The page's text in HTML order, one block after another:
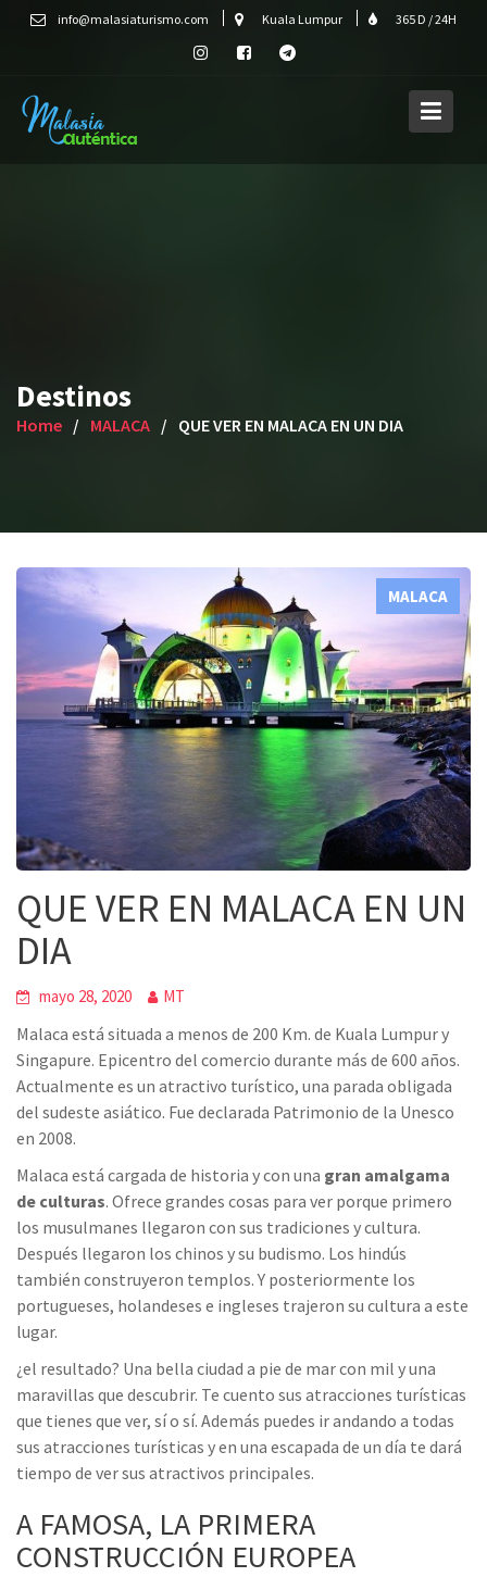
info@malasiaturismo.com Kuala Lumpur 365 D / 24H
Destinos
Home MALACA QUE VER EN MALACA EN UN DIA
MALACA
QUE VER EN MALACA EN UN
DIA
mayo 28, 2020 MT
Malaca está situada a menos de 200 Km. de Kuala Lumpur y
Singapure. Epicentro del comercio durante más de 600 años.
Actualmente es un atractivo turístico, una parada obligada
del sudeste asiático. Fue declarada Patrimonio de la Unesco
en 2008.
Malaca está cargada de historia y con una gran amalgama
de culturas. Ofrece grandes cosas para ver porque primero
los musulmanes llegaron con sus tradiciones y cultura.
Después llegaron los chinos y su budismo. Los hindús
también construyeron templos. Y posteriormente los
portugueses, holandeses e ingleses trajeron su cultura a este
lugar.
¿el resultado? Una bella ciudad a pie de mar con mil y una
maravillas que descubrir. Te cuento sus atracciones turísticas
que tienes que ver, sí o sí. Además puedes ir andando a todas
sus atracciones turísticas y en una escapada de un día te dará
tiempo de ver sus atractivos principales.
A FAMOSA, LA PRIMERA
CONSTRUCCIÓN EUROPEA